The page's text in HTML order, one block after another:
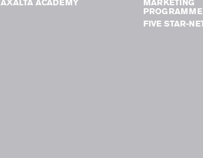
AXALTA ACADEMY
MARKETING
FIVE STAR-